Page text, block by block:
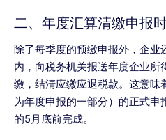
二、年度汇算清缴申报
除了每季度的预缴申报外，企业
内，向税务机关报送年度企业所
缴，结清应缴应退税款。这意味
为年度申报的一部分）的正式
的5月底前完成。